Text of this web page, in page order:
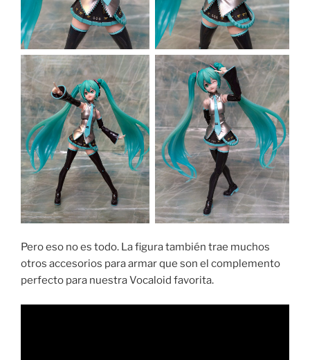
Pero eso no es todo. La figura también trae muchos
otros accesorios para armar que son el complemento
perfecto para nuestra Vocaloid favorita.